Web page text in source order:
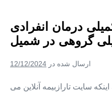
درمان انفرادی
گروهی در شمیل
ارسال شده در 12/12/2024
سایت تارازبیمه آنلاین می